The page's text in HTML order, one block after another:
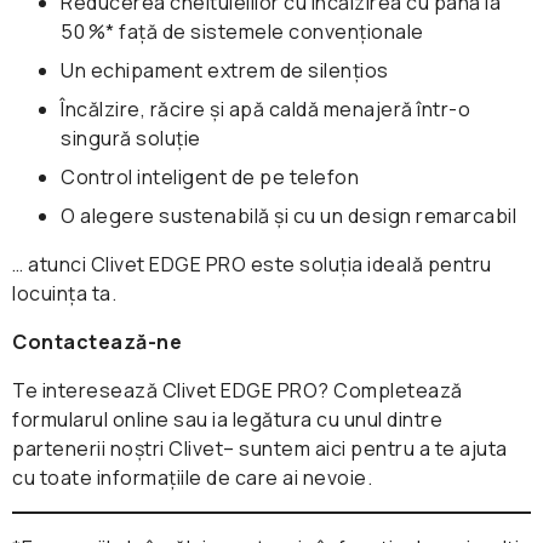
50 %* față de sistemele convenționale
Un echipament extrem de silențios
Încălzire, răcire și apă caldă menajeră într-o
singură soluție
Control inteligent de pe telefon
O alegere sustenabilă și cu un design remarcabil
… atunci Clivet EDGE PRO este soluția ideală pentru
locuința ta.
Contactează-ne
Te interesează Clivet EDGE PRO? Completează
formularul online sau ia legătura cu unul dintre
partenerii noștri Clivet– suntem aici pentru a te ajuta
cu toate informațiile de care ai nevoie.
Funcția „Follow me"
Funcție de auto-curățare
Comandă opțională prin Wi-Fi